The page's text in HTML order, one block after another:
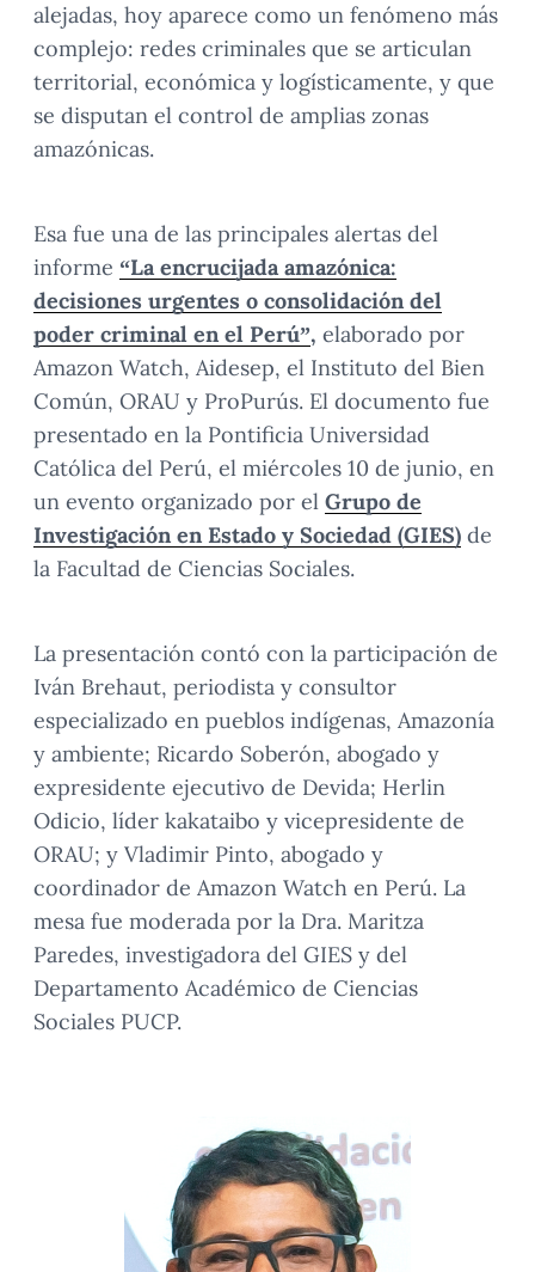
alejadas, hoy aparece como un fenómeno más
complejo: redes criminales que se articulan
territorial, económica y logísticamente, y que
se disputan el control de amplias zonas
amazónicas.
Esa fue una de las principales alertas del
informe “La encrucijada amazónica:
decisiones urgentes o consolidación del
poder criminal en el Perú”, elaborado por
Amazon Watch, Aidesep, el Instituto del Bien
Común, ORAU y ProPurús. El documento fue
presentado en la Pontificia Universidad
Católica del Perú, el miércoles 10 de junio, en
un evento organizado por el Grupo de
Investigación en Estado y Sociedad (GIES) de
la Facultad de Ciencias Sociales.
La presentación contó con la participación de
Iván Brehaut, periodista y consultor
especializado en pueblos indígenas, Amazonía
y ambiente; Ricardo Soberón, abogado y
expresidente ejecutivo de Devida; Herlin
Odicio, líder kakataibo y vicepresidente de
ORAU; y Vladimir Pinto, abogado y
coordinador de Amazon Watch en Perú. La
mesa fue moderada por la Dra. Maritza
Paredes, investigadora del GIES y del
Departamento Académico de Ciencias
Sociales PUCP.